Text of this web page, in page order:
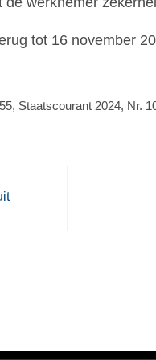
tot 16 november
Staatscourant 2024, Nr.